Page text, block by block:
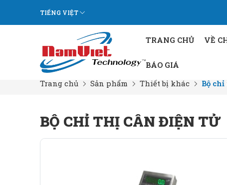
TIẾNG VIỆT
TRANG CHỦ VỀ
BÁO GIÁ
Trang chủ
Sản phẩm Thiết bị khác Bộ
BỘ CHỈ THỊ CÂN ĐIỆN TỬ